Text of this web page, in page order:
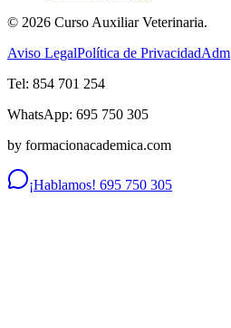
© 2026 Curso Auxiliar Veterinaria.
Aviso LegalPolítica de PrivacidadAdm
Tel: 854 701 254
WhatsApp: 695 750 305
by formacionacademica.com
¡Hablamos! 695 750 305